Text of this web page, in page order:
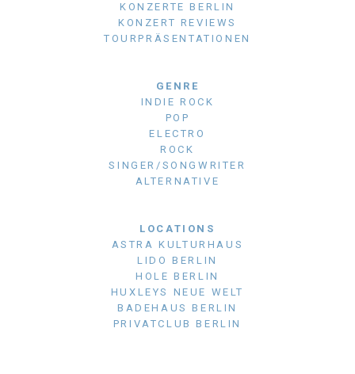
KONZERTE BERLIN
KONZERT REVIEWS
TOURPRÄSENTATIONEN
GENRE
INDIE ROCK
POP
ELECTRO
ROCK
SINGER/SONGWRITER
ALTERNATIVE
LOCATIONS
ASTRA KULTURHAUS
LIDO BERLIN
HOLE BERLIN
HUXLEYS NEUE WELT
BADEHAUS BERLIN
PRIVATCLUB BERLIN